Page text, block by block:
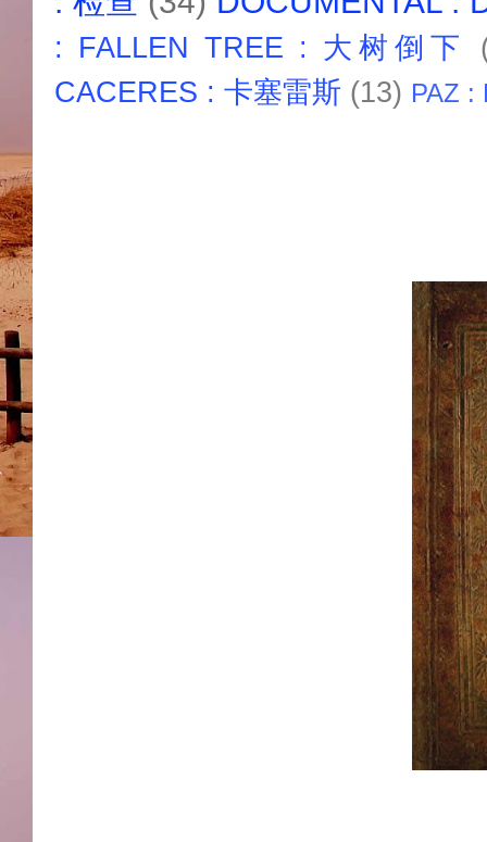
: FALLEN TREE : 大树倒下
CACERES : 卡塞雷斯 (13) PAZ :